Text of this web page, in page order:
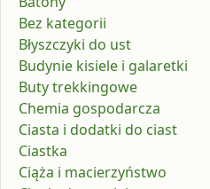
Bez kategorii
Błyszczyki do ust
Budynie kisiele i galaretki
Buty trekkingowe
Chemia gospodarcza
Ciasta i dodatki do ciast
Ciastka
Ciąża i macierzyństwo